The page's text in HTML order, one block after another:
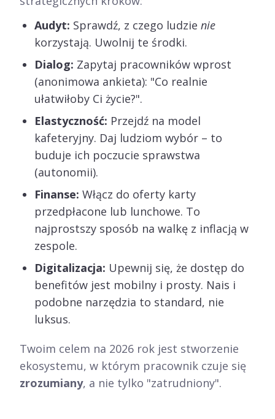
Audyt: Sprawdź, z czego ludzie nie
korzystają. Uwolnij te środki.
Dialog: Zapytaj pracowników wprost
(anonimowa ankieta): "Co realnie
ułatwiłoby Ci życie?".
Elastyczność: Przejdź na model
kafeteryjny. Daj ludziom wybór – to
buduje ich poczucie sprawstwa
(autonomii).
Finanse: Włącz do oferty karty
przedpłacone lub lunchowe. To
najprostszy sposób na walkę z inflacją w
zespole.
Digitalizacja: Upewnij się, że dostęp do
benefitów jest mobilny i prosty. Nais i
podobne narzędzia to standard, nie
luksus.
Twoim celem na 2026 rok jest stworzenie
ekosystemu, w którym pracownik czuje się
zrozumiany, a nie tylko "zatrudniony".